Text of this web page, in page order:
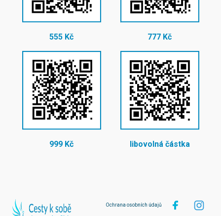
555 Kč 777 Kč
999 Kč libovolná částka
Ochrana osobních údajů